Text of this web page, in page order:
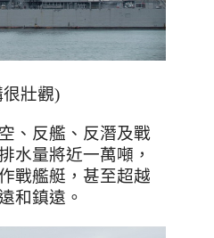
壯觀)
、反艦、反潛及戰
水量將近一萬噸，
戰艦艇，甚至超越
和鎮遠。